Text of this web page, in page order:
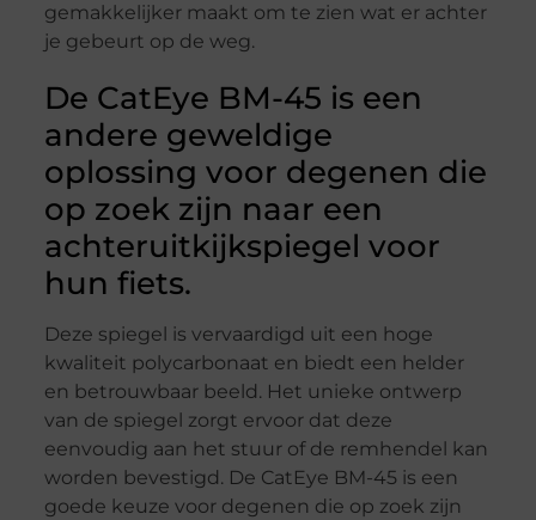
gemakkelijker maakt om te zien wat er achter
je gebeurt op de weg.
De CatEye BM-45 is een
andere geweldige
oplossing voor degenen die
op zoek zijn naar een
achteruitkijkspiegel voor
hun fiets.
Deze spiegel is vervaardigd uit een hoge
kwaliteit polycarbonaat en biedt een helder
en betrouwbaar beeld. Het unieke ontwerp
van de spiegel zorgt ervoor dat deze
eenvoudig aan het stuur of de remhendel kan
worden bevestigd. De CatEye BM-45 is een
goede keuze voor degenen die op zoek zijn